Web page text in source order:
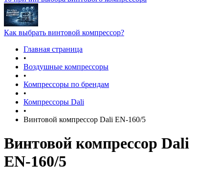
Как выбрать винтовой компрессор?
Главная страница
•
Воздушные компрессоры
•
Компрессоры по брендам
•
Компрессоры Dali
•
Винтовой компрессор Dali EN-160/5
Винтовой компрессор Dali
EN-160/5